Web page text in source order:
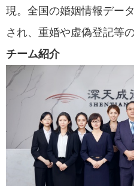
現。全国の婚姻情報デー
され、重婚や虚偽登記等
チーム紹介